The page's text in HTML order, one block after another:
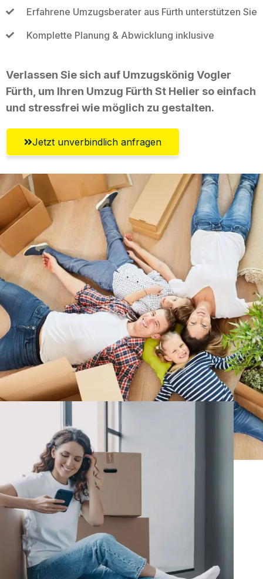
Erfahrene Umzugsberater aus Fürth unterstützen Sie
Komplette Planung & Abwicklung inklusive
Verlassen Sie sich auf Umzugskönig Vogler
Fürth, um Ihren Umzug Fürth St Helier so einfach
und stressfrei wie möglich zu gestalten.
Jetzt unverbindlich anfragen